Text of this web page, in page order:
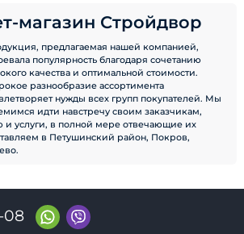
магазин Стройдвор
предлагаемая нашей компанией,
популярность благодаря сочетанию
качества и оптимальной стоимости.
разнообразие ассортимента
нужды всех групп покупателей. Мы
идти навстречу своим заказчикам,
и услуги, в полной мере отвечающие их
в Петушинский район, Покров,
08